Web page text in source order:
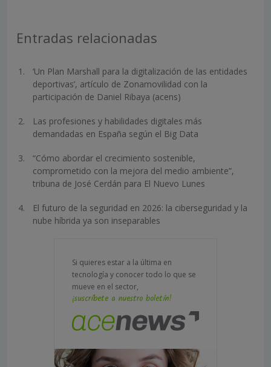
Entradas relacionadas
‘Un Plan Marshall para la digitalización de las entidades
deportivas’, artículo de Zonamovilidad con la
participación de Daniel Ribaya (acens)
Las profesiones y habilidades digitales más
demandadas en España según el Big Data
“Cómo abordar el crecimiento sostenible,
comprometido con la mejora del medio ambiente”,
tribuna de José Cerdán para El Nuevo Lunes
El futuro de la seguridad en 2026: la ciberseguridad y la
nube híbrida ya son inseparables
Si quieres estar a la última en
tecnología y conocer todo lo que se
mueve en el sector,
¡suscríbete a nuestro boletín!